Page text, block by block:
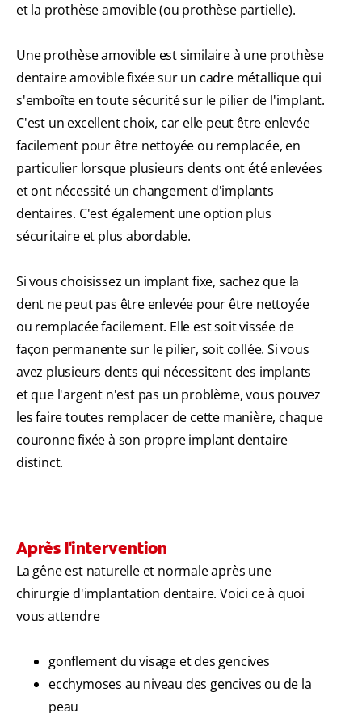
et la prothèse amovible (ou prothèse partielle).
Une prothèse amovible est similaire à une prothèse
dentaire amovible fixée sur un cadre métallique qui
s'emboîte en toute sécurité sur le pilier de l'implant.
C'est un excellent choix, car elle peut être enlevée
facilement pour être nettoyée ou remplacée, en
particulier lorsque plusieurs dents ont été enlevées
et ont nécessité un changement d'implants
dentaires. C'est également une option plus
sécuritaire et plus abordable.
Si vous choisissez un implant fixe, sachez que la
dent ne peut pas être enlevée pour être nettoyée
ou remplacée facilement. Elle est soit vissée de
façon permanente sur le pilier, soit collée. Si vous
avez plusieurs dents qui nécessitent des implants
et que l'argent n'est pas un problème, vous pouvez
les faire toutes remplacer de cette manière, chaque
couronne fixée à son propre implant dentaire
distinct.
Après l'intervention
La gêne est naturelle et normale après une
chirurgie d'implantation dentaire. Voici ce à quoi
vous attendre
gonflement du visage et des gencives
ecchymoses au niveau des gencives ou de la
peau